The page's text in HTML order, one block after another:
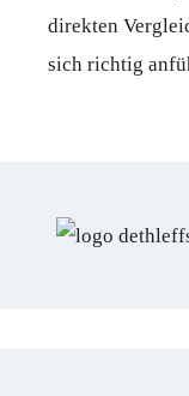
direkten
sich richtig